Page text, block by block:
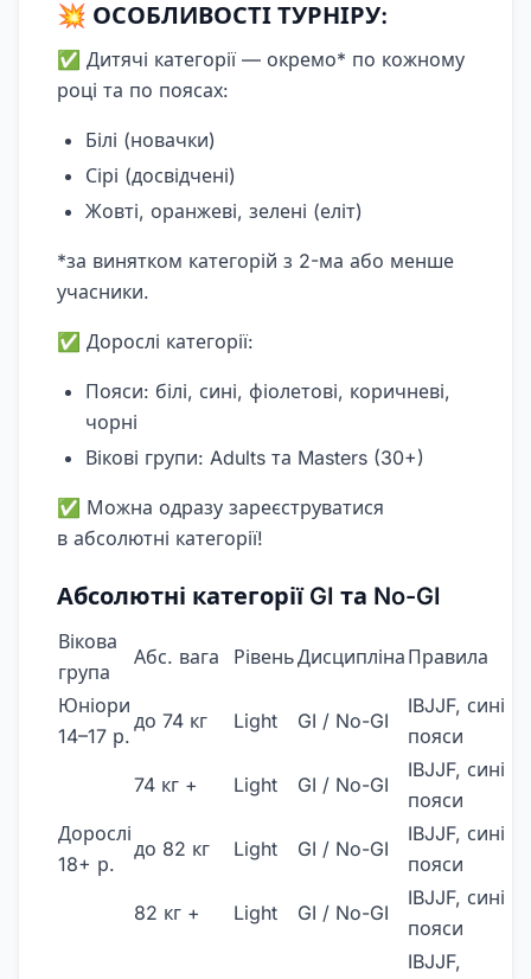
💥 ОСОБЛИВОСТІ ТУРНІРУ:
✅ Дитячі категорії — окремо* по кожному
році та по поясах:
Білі (новачки)
Сірі (досвідчені)
Жовті, оранжеві, зелені (еліт)
*за винятком категорій з 2-ма або менше
учасники.
✅ Дорослі категорії:
Пояси: білі, сині, фіолетові, коричневі,
чорні
Вікові групи: Adults та Masters (30+)
✅ Можна одразу зареєструватися
в абсолютні категорії!
Абсолютні категорії GI та No-GI
Вікова
група
Абс. вага РівеньДисципліна Правила
Юніори
14–17 р.
до 74 кг Light GI / No-GI
IBJJF, сині
пояси
74 кг + Light GI / No-GI
IBJJF, сині
пояси
Дорослі
18+ р.
до 82 кг Light GI / No-GI
IBJJF, сині
пояси
82 кг + Light GI / No-GI
IBJJF, сині
пояси
IBJJF,